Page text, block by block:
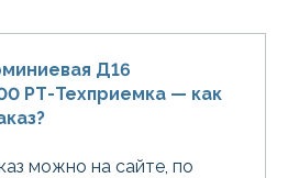
Д16
РТ-Техприемка — как
можно на сайте, по